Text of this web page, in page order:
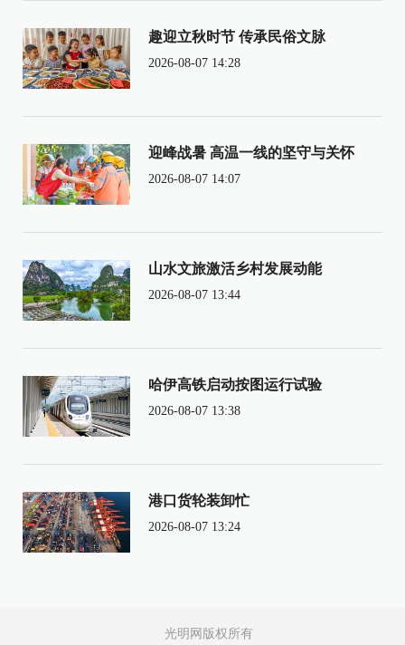
趣迎立秋时节 传承民俗文脉
2026-08-07 14:28
迎峰战暑 高温一线的坚守与关怀
2026-08-07 14:07
山水文旅激活乡村发展动能
2026-08-07 13:44
哈伊高铁启动按图运行试验
2026-08-07 13:38
港口货轮装卸忙
2026-08-07 13:24
光明网版权所有